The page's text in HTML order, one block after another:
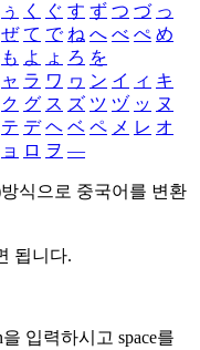
ぅ く ぐ す ず つ づ っ
ぜ て で ね へ べ ぺ め
も よ ょ ろ を
ャ ラ ワ ヮ ン イ ィ キ
ク グ ス ズ ツ ヅ ッ ヌ
テ デ ヘ ベ ペ メ レ オ
ョ ロ ヲ ―
식으로 중국어를 변환
됩니다.
을 입력하시고 space를